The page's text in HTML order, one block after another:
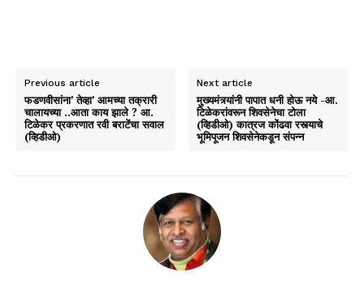
Previous article
फडणवीसांना’ तेव्हा’ आमच्या तक्रारी
चालायच्या ..आता काय झाले ? आ.
टिळेकर प्रकरणात रवी बराटेंचा सवाल
(व्हिडीओ)
Next article
मुख्यमंत्र्यांनी पापात धनी होऊ नये -आ.
टिळेकरांवरून शिवसेनेचा टोला
(व्हिडीओ) कात्रज कोंढवा रस्त्याचे
भूमिपूजन शिवसेनेकडून संपन्न